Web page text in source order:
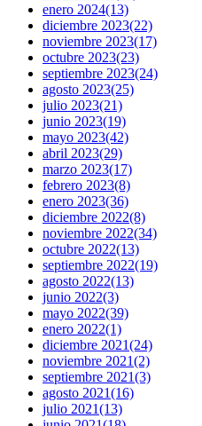
enero 2024(13)
diciembre 2023(22)
noviembre 2023(17)
octubre 2023(23)
septiembre 2023(24)
agosto 2023(25)
julio 2023(21)
junio 2023(19)
mayo 2023(42)
abril 2023(29)
marzo 2023(17)
febrero 2023(8)
enero 2023(36)
diciembre 2022(8)
noviembre 2022(34)
octubre 2022(13)
septiembre 2022(19)
agosto 2022(13)
junio 2022(3)
mayo 2022(39)
enero 2022(1)
diciembre 2021(24)
noviembre 2021(2)
septiembre 2021(3)
agosto 2021(16)
julio 2021(13)